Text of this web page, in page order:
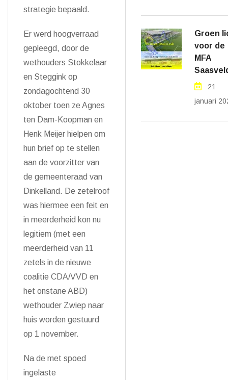
strategie bepaald.
Er werd hoogverraad
gepleegd, door de
wethouders Stokkelaar
en Steggink op
zondagochtend 30
oktober toen ze Agnes
ten Dam-Koopman en
Henk Meijer hielpen om
hun brief op te stellen
aan de voorzitter van
de gemeenteraad van
Dinkelland. De zetelroof
was hiermee een feit en
in meerderheid kon nu
legitiem (met een
meerderheid van 11
zetels in de nieuwe
coalitie CDA/VVD en
het onstane ABD)
wethouder Zwiep naar
huis worden gestuurd
op 1 november.
Na de met spoed
ingelaste
Groen
voor de
MFA
21
januari